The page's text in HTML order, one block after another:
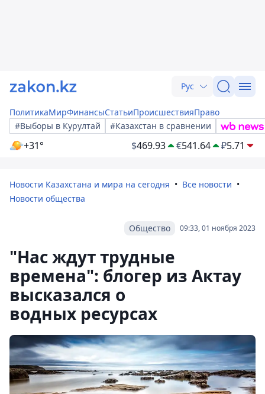
Рус
ПолитикаМирФинансыСтатьиПроисшествияПраво
#Выборы в Курултай
#Казахстан в сравнении
+31° $469.93 €541.64 ₽5.71
Новости Казахстана и мира на сегодня
Все новости
Новости общества
09:33, 01 ноября 2023
Общество
"Нас ждут трудные
времена": блогер из Актау
высказался о
водных ресурсах